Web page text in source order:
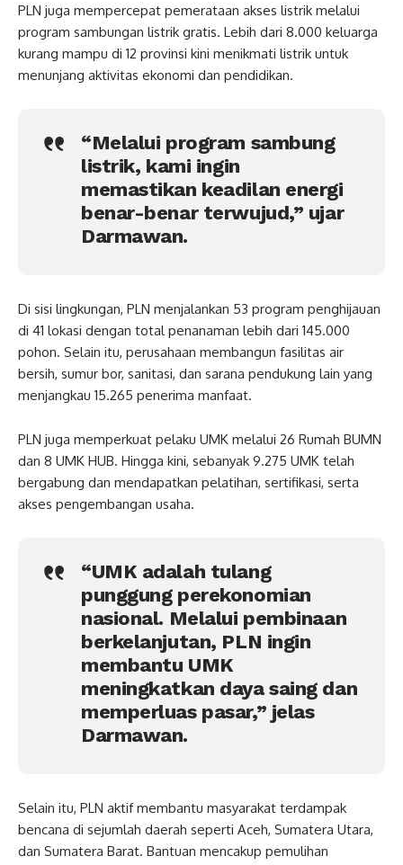
PLN juga mempercepat pemerataan akses listrik melalui
program sambungan listrik gratis. Lebih dari 8.000 keluarga
kurang mampu di 12 provinsi kini menikmati listrik untuk
menunjang aktivitas ekonomi dan pendidikan.
“Melalui program sambung
listrik, kami ingin
memastikan keadilan energi
benar-benar terwujud,” ujar
Darmawan.
Di sisi lingkungan, PLN menjalankan 53 program penghijauan
di 41 lokasi dengan total penanaman lebih dari 145.000
pohon. Selain itu, perusahaan membangun fasilitas air
bersih, sumur bor, sanitasi, dan sarana pendukung lain yang
menjangkau 15.265 penerima manfaat.
PLN juga memperkuat pelaku UMK melalui 26 Rumah BUMN
dan 8 UMK HUB. Hingga kini, sebanyak 9.275 UMK telah
bergabung dan mendapatkan pelatihan, sertifikasi, serta
akses pengembangan usaha.
“UMK adalah tulang
punggung perekonomian
nasional. Melalui pembinaan
berkelanjutan, PLN ingin
membantu UMK
meningkatkan daya saing dan
memperluas pasar,” jelas
Darmawan.
Selain itu, PLN aktif membantu masyarakat terdampak
bencana di sejumlah daerah seperti Aceh, Sumatera Utara,
dan Sumatera Barat. Bantuan mencakup pemulihan